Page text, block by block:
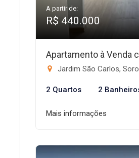
A partir de:
R$ 440.000
Apartamento à Venda
Jardim São Carlos,
2 Quartos 2
Mais informações